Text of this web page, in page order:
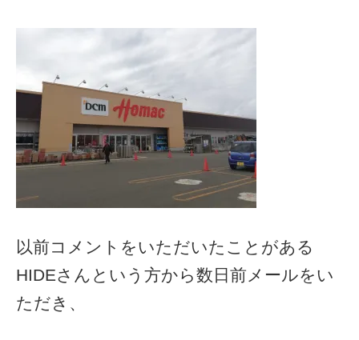
以前コメントをいただいたことがある
HIDEさんという方から数日前メールをい
ただき、